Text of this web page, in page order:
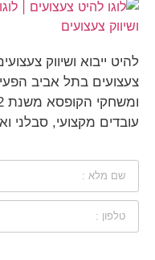
להיט ייבוא ושיווק
צעצועים בתל אביב
עובדים מקצועי, סבלני